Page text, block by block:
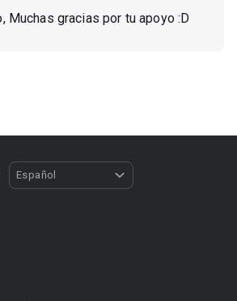
Muchas gracias por tu apoyo :D
Español